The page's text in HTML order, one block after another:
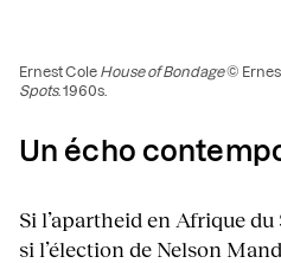
Ernest Cole House of Bondage©
Spots. 1960s.
Un écho
Si l’apartheid en Afrique
si l’élection de Nelson